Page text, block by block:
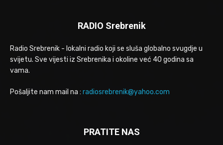
RADIO Srebrenik
Radio Srebrenik - lokalni radio koji se sluša globalno svugdje u
svijetu. Sve vijesti iz Srebrenika i okoline već 40 godina sa
vama.
Pošaljite nam mail na : radiosrebrenik@yahoo.com
PRATITE NAS